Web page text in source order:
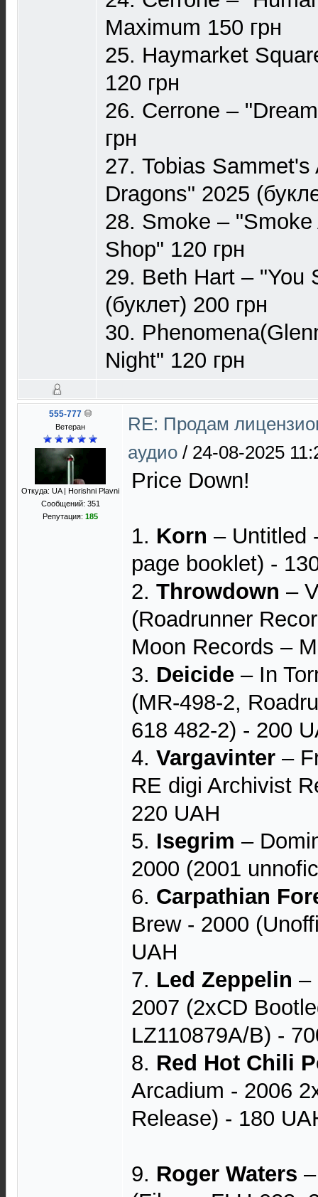
Maximum 150 грн
25. Haymarket
120 грн
26. Cerrone –
грн
27. Tobias
Dragons" 2025
28. Smoke –
Shop" 120 грн
29. Beth Hart – "You
(буклет) 200 грн
30.
Night" 120 грн
555-777
Ветеран
Откуда: UA | Horishni Plavni
Сообщений: 351
Репутация: 185
RE: Продам
аудио / 24-08-2025
Price Down!
1. Korn – Untitled
page booklet) -
2. Throwdown –
(Roadrunner
Moon Records –
3. Deicide – In
(MR-498-2,
618 482-2) - 200
4. Vargavinter –
RE digi Archivist
220 UAH
5. Isegrim –
2000 (2001
6. Carpathian
Brew - 2000
UAH
7. Led Zeppelin –
2007 (2xCD
LZ110879A/B) -
8. Red Hot Chili
Arcadium - 2006
Release) - 180
9. Roger Waters